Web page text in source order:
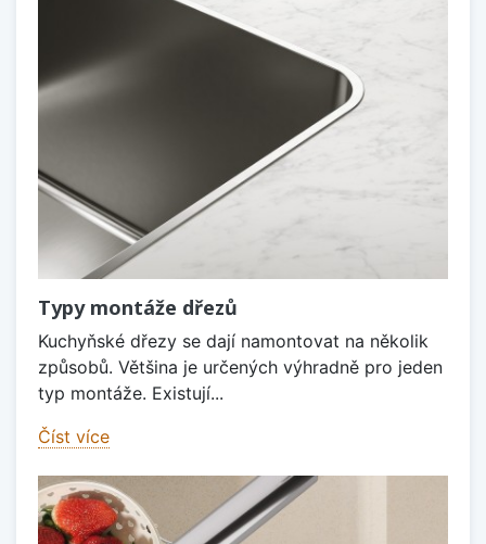
Typy montáže dřezů
Kuchyňské dřezy se dají namontovat na několik
způsobů. Většina je určených výhradně pro jeden
typ montáže. Existují...
Číst více